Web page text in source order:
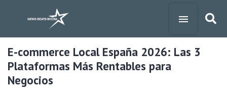
E-commerce Local España 2026: Las 3
Plataformas Más Rentables para
Negocios